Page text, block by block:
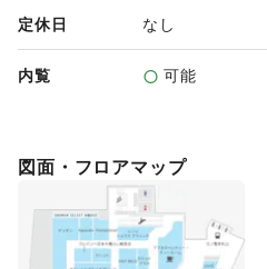
定休日 なし
内覧 可能
図面・フロアマップ